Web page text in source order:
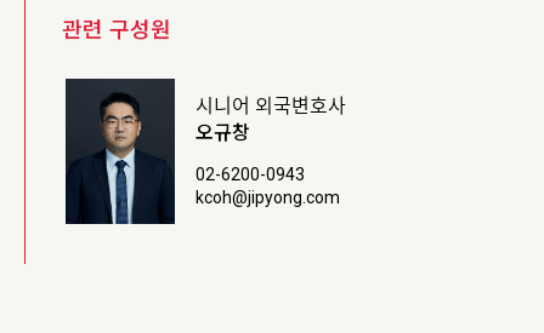
관련 구성원
시니어 외국변호사
오규창
02-6200-0943
kcoh@jipyong.com